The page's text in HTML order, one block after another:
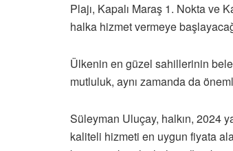
Plajı, Kapalı Maraş 1. Nokta ve
halka hizmet vermeye
Ülkenin en güzel sahillerinin
mutluluk, aynı zamanda da
Süleyman Uluçay, halkın, 2024
kaliteli hizmeti en uygun fiyata